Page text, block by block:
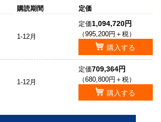
購読期間 定価
1-12月
定価1,094,720円
（995,200円＋税）
購入する
1-12月
定価709,364円
（680,800円＋税）
購入する